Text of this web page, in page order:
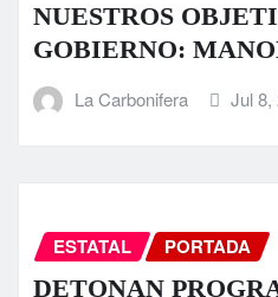
NUESTROS
GOBIERNO:
La Carbonifera Jul 8,
ESTATAL PORTADA
DETONAN